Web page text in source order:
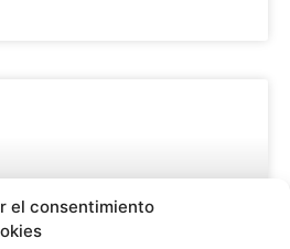
el consentimiento